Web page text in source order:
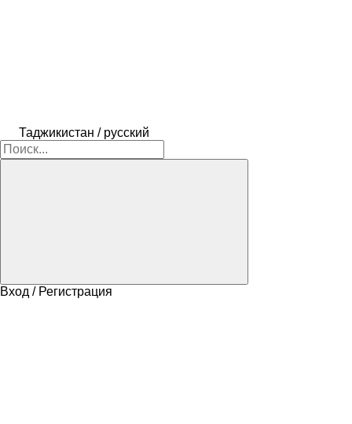
Таджикистан / русский
Вход / Регистрация